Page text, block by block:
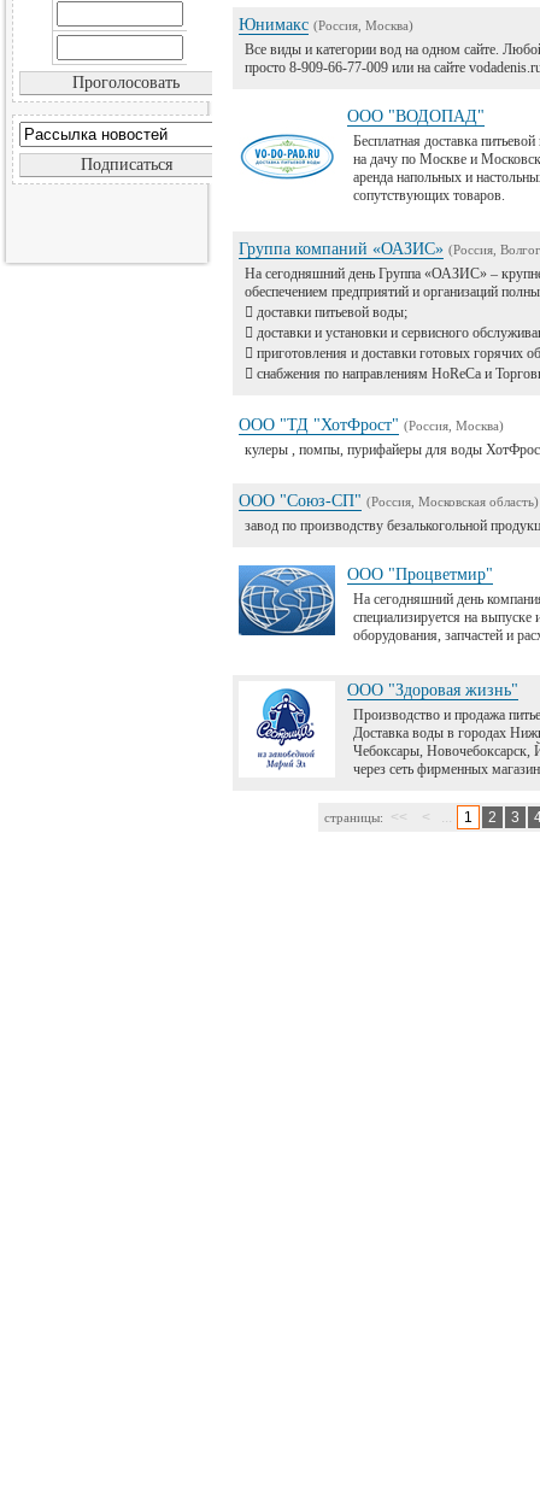
Юнимакс (Россия, Москва)
Все виды и категории вод на одном сайте.
просто 8-909-66-77-009 или на сайте
ООО "ВОДОПАД"
Бесплатная доставка
на дачу по Москве и
аренда напольных и
сопутствующих товаров.
Группа компаний «ОАЗИС» (Россия,
На сегодняшний день Группа «ОАЗИС» –
обеспечением предприятий и организаций
 доставки питьевой воды;
 доставки и установки и сервисного
 приготовления и доставки готовых горячих
 снабжения по направлениям HoReCa и
ООО "ТД "ХотФрост" (Россия, Москва)
кулеры , помпы, пурифайеры для воды
ООО "Союз-СП" (Россия, Московская область)
завод по производству безалькогольной
ООО "Процветмир"
На сегодняшний день
специализируется на выпуске
оборудования, запчастей и
ООО "Здоровая жизнь"
Производство и продажа
Доставка воды в городах
Чебоксары,
через сеть фирменных
страницы: << < ... 1 2 3